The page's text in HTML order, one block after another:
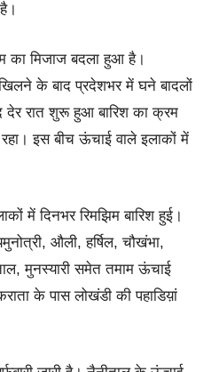
का मिजाज बदला हुआ है।
के बाद प्रदेशभर में घने बादलों
देर रात शुरू हुआ बारिश का क्रम
रहा। इस बीच ऊंचाई वाले इलाकों में
में दिनभर रिमझिम बारिश हुई।
औली, हर्षिल, चौखंभा,
मुनस्यारी समेत तमाम ऊंचाई
के पास लोखंडी की पहाडिय़ां